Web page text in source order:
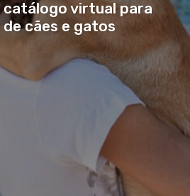
catálogo virtual para
cães e gatos